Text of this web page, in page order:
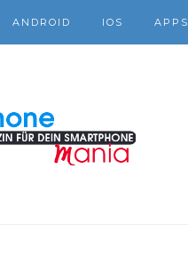
ANDROID IOS APPS